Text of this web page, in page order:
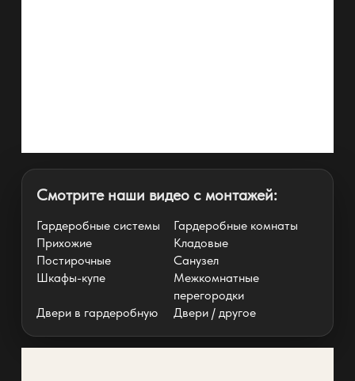
Смотрите наши видео с монтажей:
Гардеробные системы
Гардеробные комнаты
Прихожие
Кладовые
Постирочные
Санузел
Шкафы-купе
Межкомнатные
перегородки
Двери в гардеробную
Двери / другое